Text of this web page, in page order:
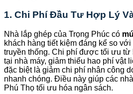
1. Chi Phí Đầu Tư Hợp Lý
Nhà lắp ghép của Trọng Phúc có
khách hàng tiết kiệm đáng kể so
truyền thống. Chi phí được tối ưu từ
tại nhà máy, giảm thiểu hao phí vật
đặc biệt là giảm chi phí nhân công
nhanh chóng. Điều này giúp các
Phú Thọ tối ưu hóa ngân sách.